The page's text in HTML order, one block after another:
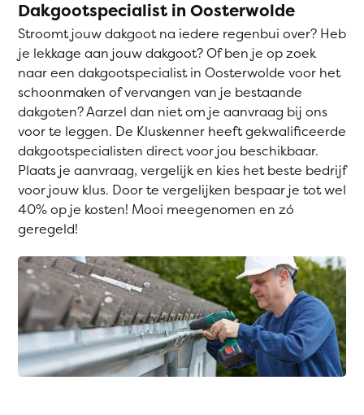
Dakgootspecialist in Oosterwolde
Stroomt jouw dakgoot na iedere regenbui over? Heb
je lekkage aan jouw dakgoot? Of ben je op zoek
naar een dakgootspecialist in Oosterwolde voor het
schoonmaken of vervangen van je bestaande
dakgoten? Aarzel dan niet om je aanvraag bij ons
voor te leggen. De Kluskenner heeft gekwalificeerde
dakgootspecialisten direct voor jou beschikbaar.
Plaats je aanvraag, vergelijk en kies het beste bedrijf
voor jouw klus. Door te vergelijken bespaar je tot wel
40% op je kosten! Mooi meegenomen en zó
geregeld!